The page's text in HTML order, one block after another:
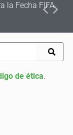
la Fecha FIFA
de ética.